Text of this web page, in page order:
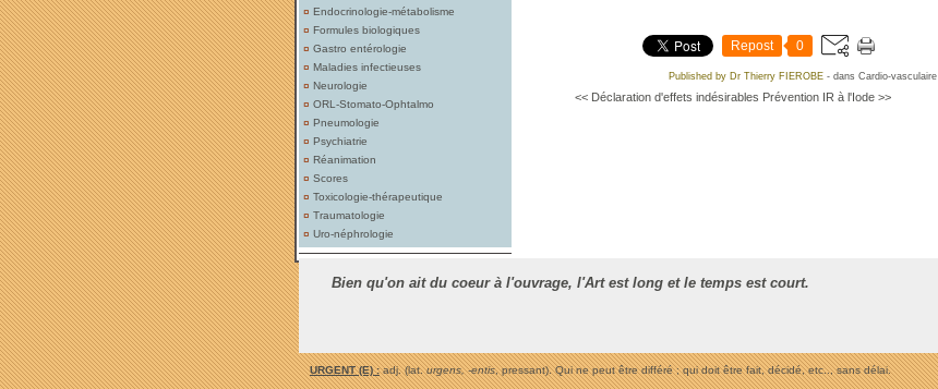
¤ Endocrinologie-métabolisme
¤ Formules biologiques
¤ Gastro entérologie
¤ Maladies infectieuses
¤ Neurologie
¤ ORL-Stomato-Ophtalmo
¤ Pneumologie
¤ Psychiatrie
¤ Réanimation
¤ Scores
¤ Toxicologie-thérapeutique
¤ Traumatologie
¤ Uro-néphrologie
Repost 0
Published by Dr Thierry FIEROBE - dans Cardio-vasculaire
<< Déclaration d'effets indésirables Prévention IR à l'Iode >>
Bien qu'on ait du coeur à l'ouvrage, l'Art est long et le temps est court.
URGENT (E) :adj. (lat.urgens, -entis, pressant). Qui ne peut être différé ; qui doit être fait, décidé, etc.., sans délai.